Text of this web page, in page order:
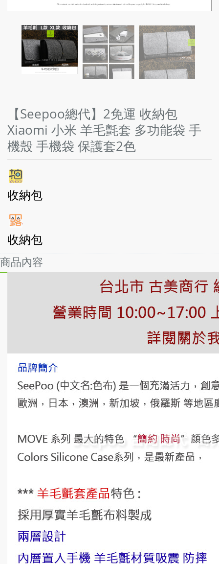
【Seepoo總代】2免運 收納包
Xiaomi 小米 羊毛氈套 多功能袋 手
機殼 手機袋 保護套2色
收納包
收納包
商品內容